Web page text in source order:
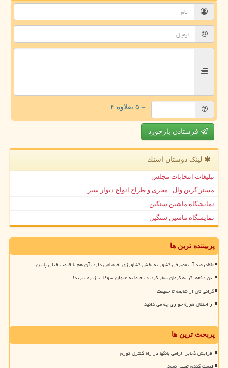
= ۵ بعلاوه ۴
فرستادن بازخورد
لینک دوستان اسنك
تبلیغات انتخابات مجلس
مستر گرین وال | مجری و طراح انواع دیوار سبز
نمایشگاه ماشین سنگین
نمایشگاه ماشین سنگین
پربیننده ترین ها
85درصد آب مصرفی کشور به بخش کشاورزی اختصاص دارد، آن هم با قیمت خیلی پایین
این دفعه اگر به کرمان سفر کردید، حتما به عنوان سوغات، زیره ببرید!
گرانی نان از شایعه تا حقیقت
از اختلال هرزه خواری چه می دانید
پربحث ترین ها
افزایش ذخایر الزامی بانکها در راه کنترل تورم